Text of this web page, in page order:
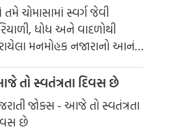
તમે ચોમાસામાં સ્વર્ગ જેવી
ધોધ અને વાદળોથી
મનમોહક નજારાનો આનંદ
માંગતા હો, તો દક્ષિણ
આ સુંદર સ્થળોની
મુલાકાત જરૂર લો. આ ડેસ્ટિનેશન્સ
કુદરતની ગોદમાં યાદગાર
અદભુત અનુભવ કરાવશે.
તો સ્વતંત્રતા દિવસ છે
જોક્સ - આજે તો સ્વતંત્રતા
છે